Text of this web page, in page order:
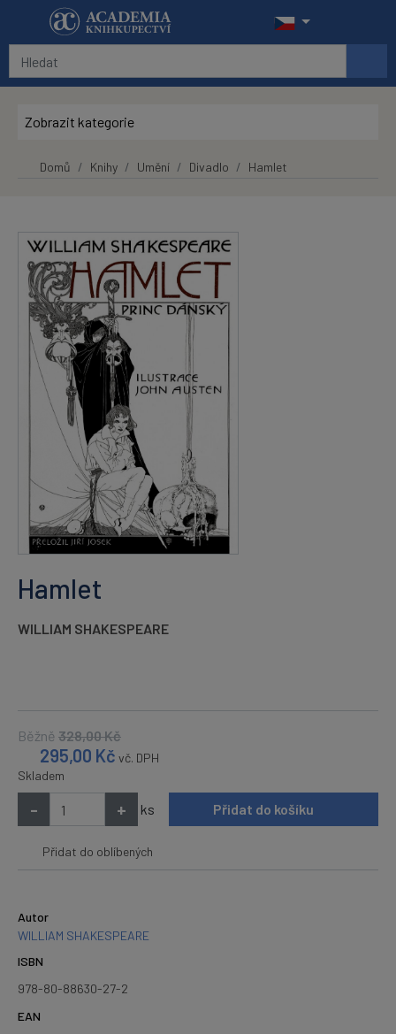
Přeskočit na hlavní obsah
Zobrazit kategorie
Domů Knihy Umění Divadlo Hamlet
Hamlet
WILLIAM SHAKESPEARE
Běžně 328,00Kč
295,00 Kč vč. DPH
Skladem
- + ks Přidat do košíku
Přidat do oblíbených
Autor
WILLIAM SHAKESPEARE
ISBN
978-80-88630-27-2
EAN